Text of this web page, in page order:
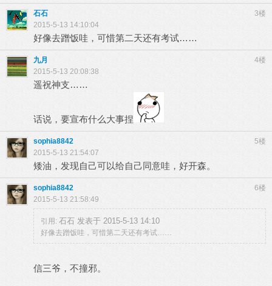
3楼
石石
2015-5-13 14:10:04
好像去蹭饭哇，可惜第二天还有考试……
4楼
九月
2015-5-13 20:08:38
遥祝神支……
话说，要宣布什么大事捏
5楼
sophia8842
2015-5-13 21:54:07
矮油，发现自己可以给自己同意哇，好开森。
6楼
sophia8842
2015-5-13 21:58:49
引用: 石石 发表于 2015-5-13 14:10
好像去蹭饭哇，可惜第二天还有考试……
信三爷，不撞邪。